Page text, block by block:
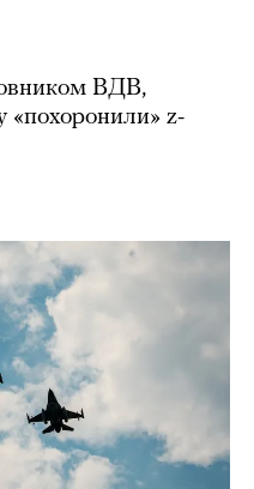
ВДВ,
«похоронили» z-